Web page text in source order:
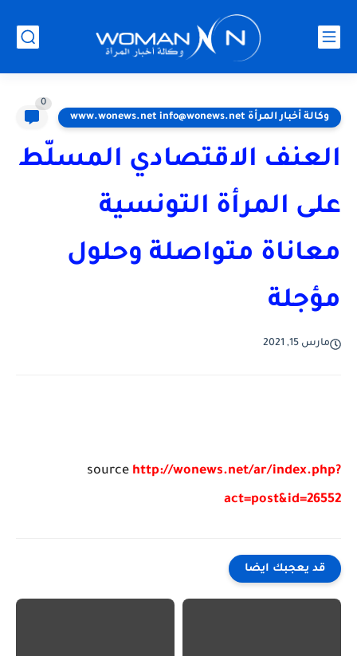
وكالة أخبار المرأة www.wonews.net info@wonews.net
0
العنف الاقتصادي المسلّط
على المرأة التونسية
معاناة متواصلة وحلول
مؤجلة
مارس 15, 2021
source http://wonews.net/ar/index.php?
act=post&id=26552
قد يعجبك ايضا